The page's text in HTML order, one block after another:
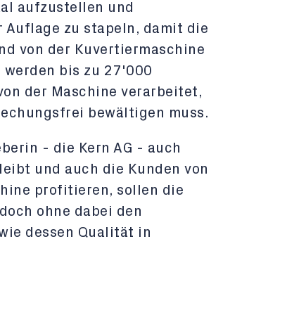
aufzustellen und
zu stapeln, damit die
von der Kuvertiermaschine
werden bis zu 27'000
der Maschine verarbeitet,
bewältigen muss.
- die Kern AG - auch
und auch die Kunden von
profitieren, sollen die
ohne dabei den
dessen Qualität in